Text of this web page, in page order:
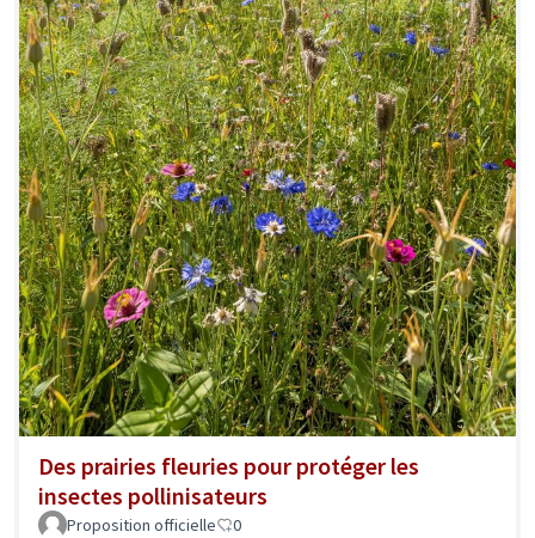
Des prairies fleuries pour protéger les
insectes pollinisateurs
Proposition officielle 0